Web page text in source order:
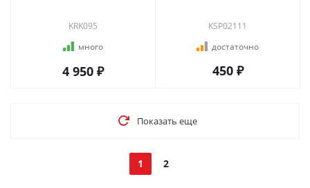
KRK095
много
4 950 ₽
KSP02111
достаточно
450 ₽
Показать еще
1 2